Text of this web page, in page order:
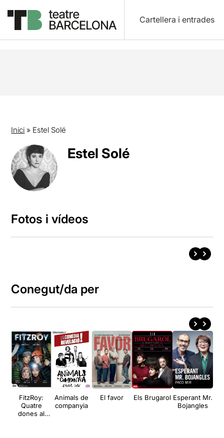
Cartellera i entrades
Inici » Estel Solé
Estel Solé
Fotos i vídeos
Conegut/da per
FitzRoy:
Quatre
dones al
Animals de
companyia
El favor Els Brugarol Esperant Mr.
Bojangles